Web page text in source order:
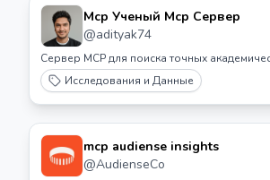
Mcp Ученый Mcp Сервер
@adityak74
Сервер MCP для поиска точных
Исследования и Данные
mcp audiense insights
@AudienseCo